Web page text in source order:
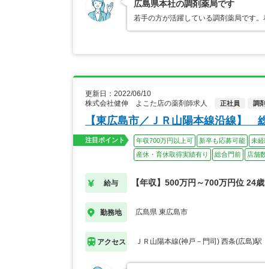
広島県本社の調剤薬局です
若手の方が活躍している調剤薬局です
更新日：2022/06/10
株式会社健伸 よこた店の薬剤師求人
正社員 調
【東広島市／ＪＲ山陽本線沿線】
注目ポイント 年収700万円以上可 新卒も応募可能 未
産休・育休取得実績有り
総合門前 店舗
給与 【年収】500万円～700万円位 24
勤務地 広島県 東広島市
アクセス ＪＲ山陽本線(神戸－門司) 西条(広島)駅